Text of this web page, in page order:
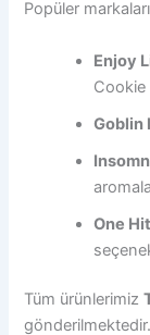
Popüler
Enjoy
Cookie
Goblin
One
Tüm ürünlerimiz
gönderilmektedir.